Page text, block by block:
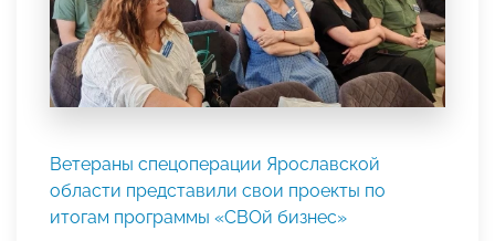
Ветераны спецоперации Ярославской
области представили свои проекты по
итогам программы «СВОй бизнес»